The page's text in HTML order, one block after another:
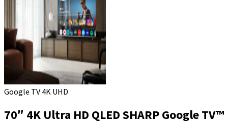
Google TV 4K UHD
70″ 4K Ultra HD QLED SHARP Google TV™